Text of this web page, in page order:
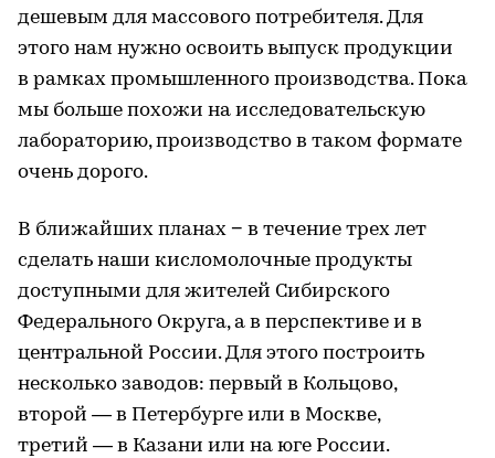
дешевым для массового потребителя. Для
этого нам нужно освоить выпуск продукции
в рамках промышленного производства. Пока
мы больше похожи на исследовательскую
лабораторию, производство в таком формате
очень дорого.
В ближайших планах − в течение трех лет
сделать наши кисломолочные продукты
доступными для жителей Сибирского
Федерального Округа, а в перспективе и в
центральной России. Для этого построить
несколько заводов: первый в Кольцово,
второй — в Петербурге или в Москве,
третий — в Казани или на юге России.